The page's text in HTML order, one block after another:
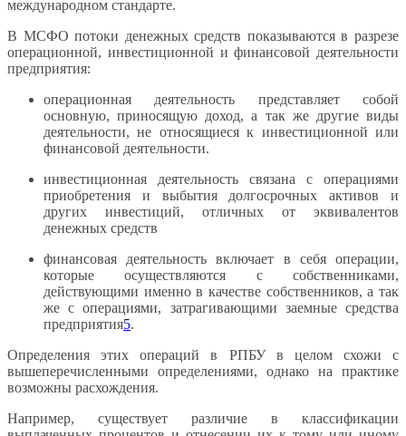
международном стандарте.
В МСФО потоки денежных средств показываются в разрезе
операционной, инвестиционной и финансовой деятельности
предприятия:
операционная деятельность представляет собой
основную, приносящую доход, а так же другие виды
деятельности, не относящиеся к инвестиционной или
финансовой деятельности.
инвестиционная деятельность связана с операциями
приобретения и выбытия долгосрочных активов и
других инвестиций, отличных от эквивалентов
денежных средств
финансовая деятельность включает в себя операции,
которые осуществляются с собственниками,
действующими именно в качестве собственников, а так
же с операциями, затрагивающими заемные средства
предприятия5.
Определения этих операций в РПБУ в целом схожи с
вышеперечисленными определениями, однако на практике
возможны расхождения.
Например, существует различие в классификации